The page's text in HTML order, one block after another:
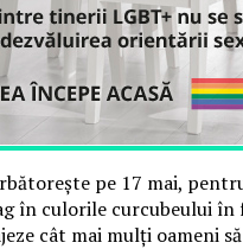
pe 17 mai,
în culorile curcubeului în
cât mai mulți oameni